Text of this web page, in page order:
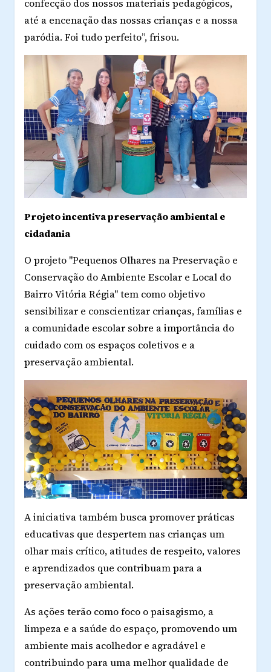
confecção dos nossos materiais pedagógicos,
até a encenação das nossas crianças e a nossa
paródia. Foi tudo perfeito”, frisou.
Projeto incentiva preservação ambiental e
cidadania
O projeto "Pequenos Olhares na Preservação e
Conservação do Ambiente Escolar e Local do
Bairro Vitória Régia" tem como objetivo
sensibilizar e conscientizar crianças, famílias e
a comunidade escolar sobre a importância do
cuidado com os espaços coletivos e a
preservação ambiental.
A iniciativa também busca promover práticas
educativas que despertem nas crianças um
olhar mais crítico, atitudes de respeito, valores
e aprendizados que contribuam para a
preservação ambiental.
As ações terão como foco o paisagismo, a
limpeza e a saúde do espaço, promovendo um
ambiente mais acolhedor e agradável e
contribuindo para uma melhor qualidade de